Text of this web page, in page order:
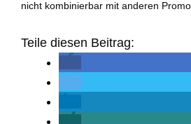
nicht kombinierbar mit anderen
Teile diesen Beitrag: